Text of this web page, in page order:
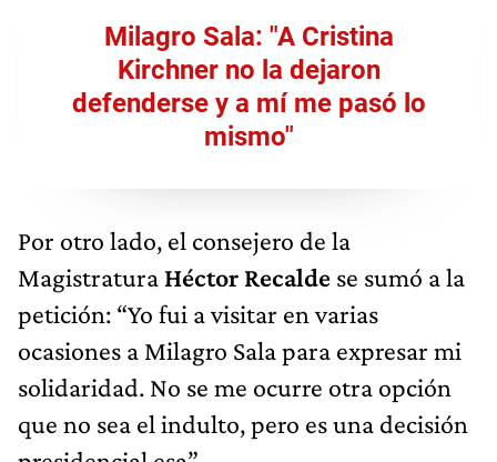
Milagro Sala: "A Cristina
Kirchner no la dejaron
defenderse y a mí me pasó lo
mismo"
Por otro lado, el consejero de la
Magistratura Héctor Recalde se sumó a la
petición: “Yo fui a visitar en varias
ocasiones a Milagro Sala para expresar mi
solidaridad. No se me ocurre otra opción
que no sea el indulto, pero es una decisión